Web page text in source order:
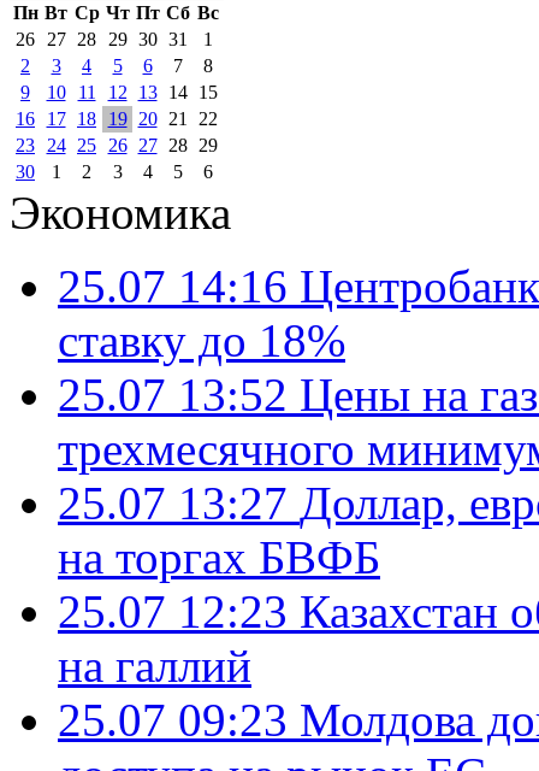
Пн Вт Ср Чт Пт Сб Вс
26
27 28 29 30 31
1
2
3 4 5 6 7
8
9
10 11 12 13 14
15
16
17 18 19 20 21
22
23
24 25 26 27 28
29
30
1 2 3 4 5 6
Экономика
25.07 14:16
ставку до 18%
25.07 13:52 Цены на
трехмесячного
25.07 13:27 Доллар,
на торгах БВФБ
25.07 12:23 Казахстан
на галлий
25.07 09:23 Молдова